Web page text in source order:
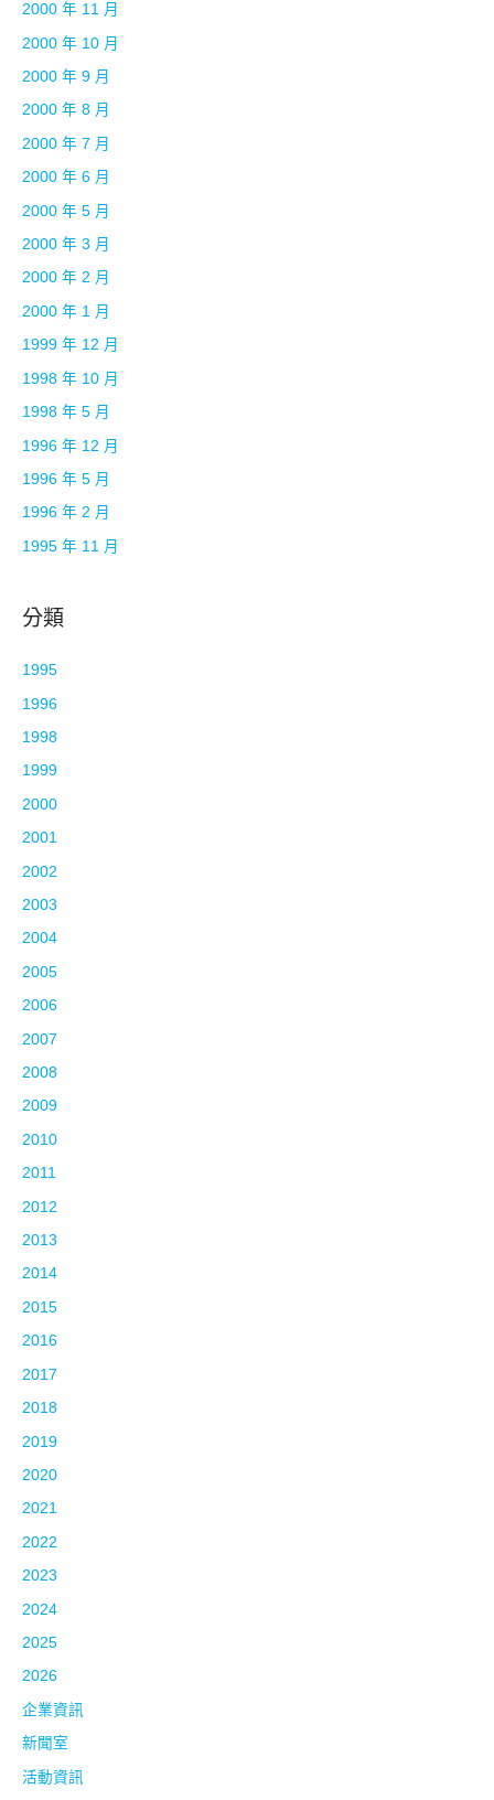
2000 年 11 月
2000 年 10 月
2000 年 9 月
2000 年 8 月
2000 年 7 月
2000 年 6 月
2000 年 5 月
2000 年 3 月
2000 年 2 月
2000 年 1 月
1999 年 12 月
1998 年 10 月
1998 年 5 月
1996 年 12 月
1996 年 5 月
1996 年 2 月
1995 年 11 月
分類
1995
1996
1998
1999
2000
2001
2002
2003
2004
2005
2006
2007
2008
2009
2010
2011
2012
2013
2014
2015
2016
2017
2018
2019
2020
2021
2022
2023
2024
2025
2026
企業資訊
新聞室
活動資訊